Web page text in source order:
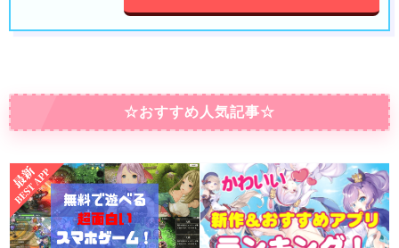
☆おすすめ人気記事☆